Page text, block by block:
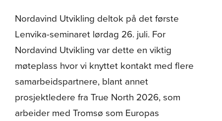
Nordavind Utvikling deltok på det første
Lenvika-seminaret lørdag 26. juli. For
Nordavind Utvikling var dette en viktig
møteplass hvor vi knyttet kontakt med flere
samarbeidspartnere, blant annet
prosjektledere fra True North 2026, som
arbeider med Tromsø som Europas